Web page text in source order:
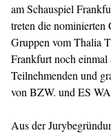
am Schauspiel
treten die nominierten
Gruppen vom Thalia
Frankfurt noch
Teilnehmenden und
von BZW. und ES
Aus der